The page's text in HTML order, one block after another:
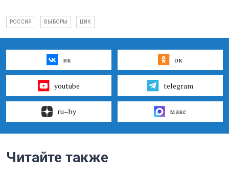
РОССИЯ ВЫБОРЫ ЦИК
вк ок
youtube telegram
ru–by макс
Читайте также